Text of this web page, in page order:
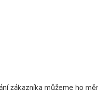
zákazníka můžeme ho